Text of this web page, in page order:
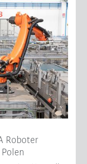
Roboter